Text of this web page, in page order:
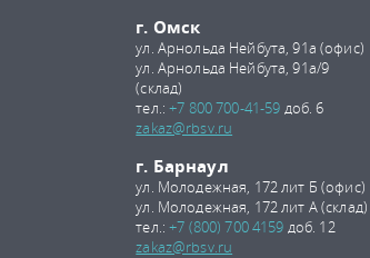
г. Омск
ул. Арнольда Нейбута, 91а (офис)
ул. Арнольда Нейбута, 91а/9
(склад)
тел.:+7 800 700-41-59 доб. 6
zakaz@rbsv.ru
г. Барнаул
ул. Молодежная, 172 лит Б (офис)
ул. Молодежная, 172 лит А (склад)
тел.:+7 (800) 700 4159 доб. 12
zakaz@rbsv.ru